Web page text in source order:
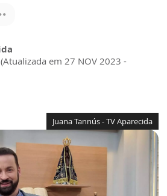
em 27 NOV 2023 -
Juana Tannús - TV Aparecida